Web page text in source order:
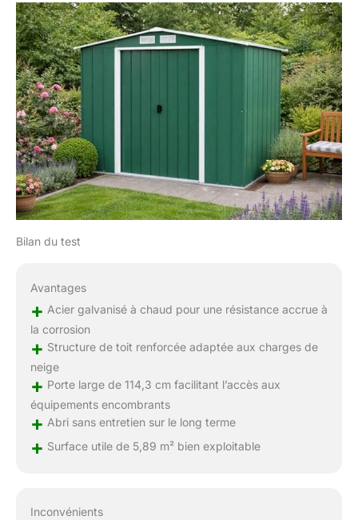
Bilan du test
Avantages
+ Acier galvanisé à chaud pour une résistance accrue à
la corrosion
+ Structure de toit renforcée adaptée aux charges de
neige
+ Porte large de 114,3 cm facilitant l’accès aux
équipements encombrants
+ Abri sans entretien sur le long terme
+ Surface utile de 5,89 m² bien exploitable
Inconvénients